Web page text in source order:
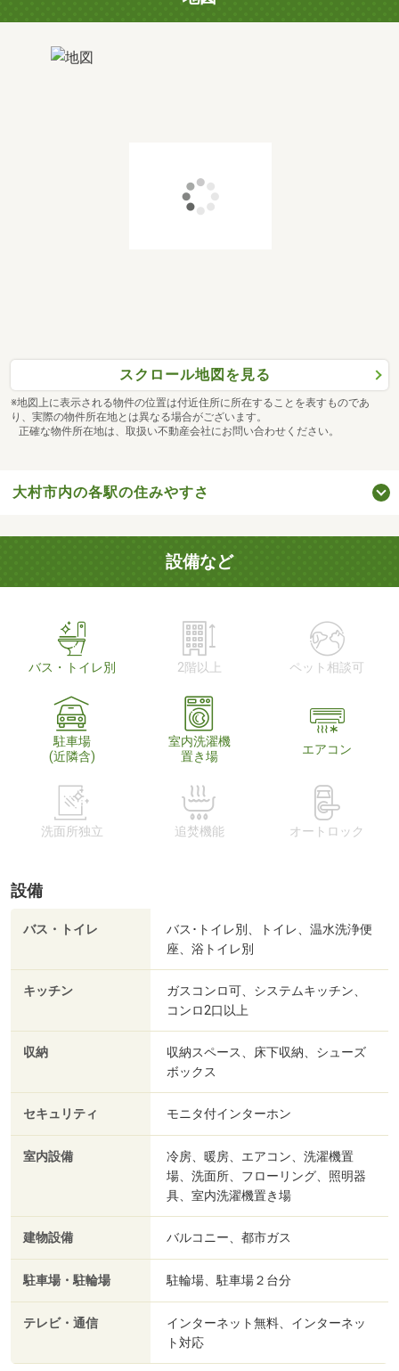
スクロール地図を見る
※地図上に表示される物件の位置は付近住所に所在することを表すものであ
り、実際の物件所在地とは異なる場合がございます。
正確な物件所在地は、取扱い不動産会社にお問い合わせください。
大村市内の各駅の住みやすさ
設備など
バス・トイレ別 2階以上 ペット相談可
駐車場
(近隣含)
室内洗濯機
置き場
エアコン
洗面所独立 追焚機能 オートロック
設備
バス・トイレ
バス･トイレ別、トイレ、温水洗浄便
座、浴トイレ別
キッチン
ガスコンロ可、システムキッチン、
コンロ2口以上
収納
収納スペース、床下収納、シューズ
ボックス
セキュリティ モニタ付インターホン
室内設備
冷房、暖房、エアコン、洗濯機置
場、洗面所、フローリング、照明器
具、室内洗濯機置き場
建物設備 バルコニー、都市ガス
駐車場・駐輪場 駐輪場、駐車場２台分
テレビ・通信
インターネット無料、インターネッ
ト対応